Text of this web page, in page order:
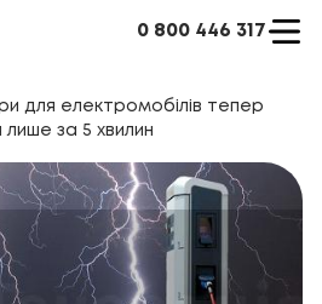
0 800 446 317
для електромобілів тепер
за 5 хвилин